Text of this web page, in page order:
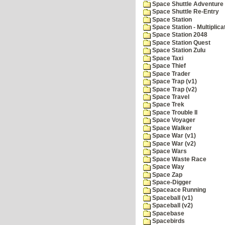
Space Shuttle Adventure
Space Shuttle Re-Entry
Space Station
Space Station -
Space Station 2048
Space Station Quest
Space Station Zulu
Space Taxi
Space Thief
Space Trader
Space Trap (v1)
Space Trap (v2)
Space Travel
Space Trek
Space Trouble II
Space Voyager
Space Walker
Space War (v1)
Space War (v2)
Space Wars
Space Waste Race
Space Way
Space Zap
Space-Digger
Spaceace Running
Spaceball (v1)
Spaceball (v2)
Spacebase
Spacebirds